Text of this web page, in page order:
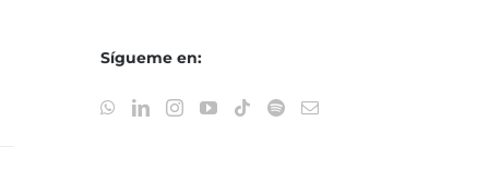
Sígueme en: